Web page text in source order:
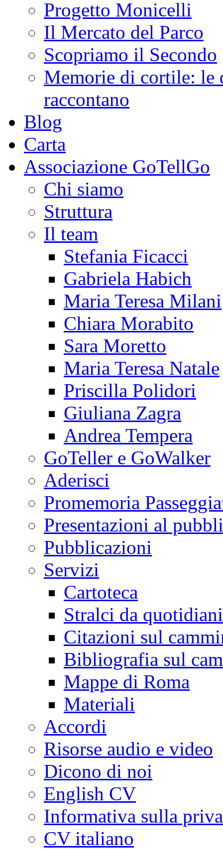
Progetto Monicelli
Il Mercato del Parco
Scopriamo il Secondo
Memorie di cortile: le
raccontano
Blog
Carta
Associazione GoTellGo
Chi siamo
Struttura
Il team
Stefania Ficacci
Gabriela Habich
Maria Teresa Milani
Chiara Morabito
Sara Moretto
Maria Teresa Natale
Priscilla Polidori
Giuliana Zagra
Andrea Tempera
GoTeller e GoWalker
Aderisci
Promemoria
Presentazioni al
Pubblicazioni
Servizi
Cartoteca
Stralci da
Citazioni sul
Bibliografia sul
Mappe di Roma
Materiali
Accordi
Risorse audio e video
Dicono di noi
English CV
Informativa sulla
CV italiano